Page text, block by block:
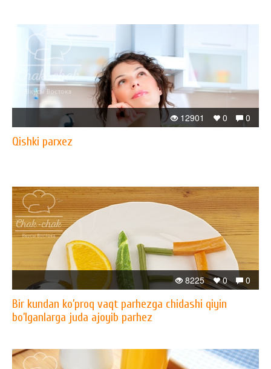
0
0
12901
Qishki parxez
0
0
8225
Bir kundan ko’proq vaqt parhezga chidashi qiyin
bo’lganlarga juda ajoyib parhez